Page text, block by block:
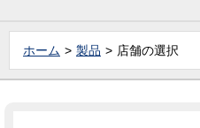
ホーム 製品 店舗の選択